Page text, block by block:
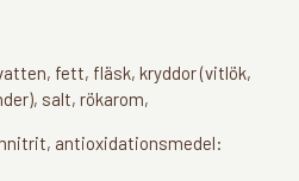
fett, fläsk, kryddor (vitlök,
salt, rökarom,
antioxidationsmedel: